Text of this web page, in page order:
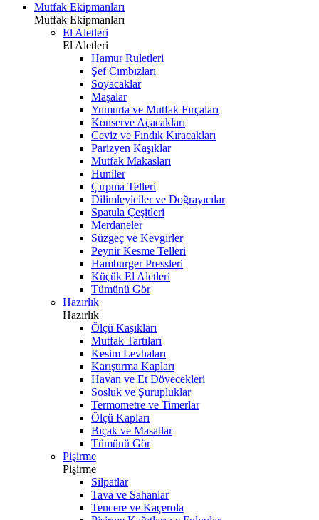
Mutfak Ekipmanları
Mutfak Ekipmanları
El Aletleri
El Aletleri
Hamur Ruletleri
Şef Cımbızları
Soyacaklar
Maşalar
Yumurta ve Mutfak Fırçaları
Konserve Açacakları
Ceviz ve Fındık Kıracakları
Parizyen Kaşıklar
Mutfak Makasları
Huniler
Çırpma Telleri
Dilimleyiciler ve Doğrayıcılar
Spatula Çeşitleri
Merdaneler
Süzgeç ve Kevgirler
Peynir Kesme Telleri
Hamburger Pressleri
Küçük El Aletleri
Tümünü Gör
Hazırlık
Hazırlık
Ölçü Kaşıkları
Mutfak Tartıları
Kesim Levhaları
Karıştırma Kapları
Havan ve Et Dövecekleri
Sosluk ve Şurupluklar
Termometre ve Timerlar
Ölçü Kapları
Bıçak ve Masatlar
Tümünü Gör
Pişirme
Pişirme
Silpatlar
Tava ve Sahanlar
Tencere ve Kaçerola